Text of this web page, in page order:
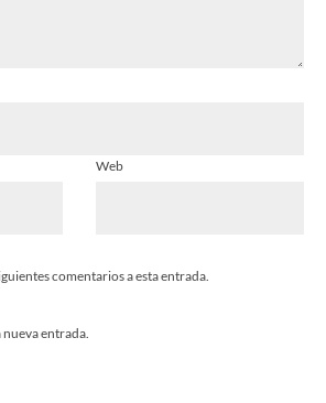
Web
comentarios a esta entrada.
entrada.